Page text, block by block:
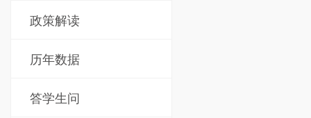
政策解读
历年数据
答学生问